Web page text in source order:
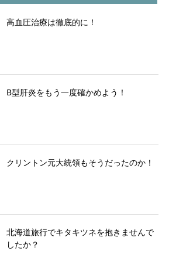
高血圧治療は徹底的に！
B型肝炎をもう一度確かめよう！
クリントン元大統領もそうだったのか！
北海道旅行でキタキツネを抱きませんで
したか？